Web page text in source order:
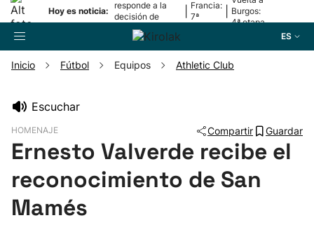
Hoy es noticia:
responde a la
decisión de
Oriamendi
Francia:
7ª
Burgos:
4ª etapa
ES
Pelota
Remo
Inicio Fútbol Equipos Athletic Club
Escuchar
HOMENAJE Compartir Guardar
Ernesto Valverde recibe el
reconocimiento de San
Mamés